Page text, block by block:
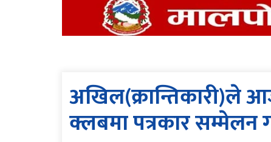
अखिल(क्रान्तिकारी)ले
क्लबमा पत्रकार सम्मेलन